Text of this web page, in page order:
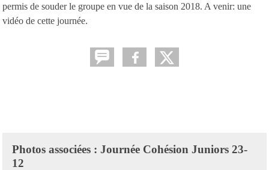
permis de souder le groupe en vue de la saison 2018. A venir: une
vidéo de cette journée.
Photos associées : Journée Cohésion Juniors 23-
12